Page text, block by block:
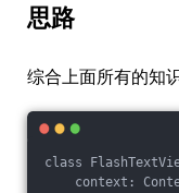
思路
综合上面所有的知
class
context: